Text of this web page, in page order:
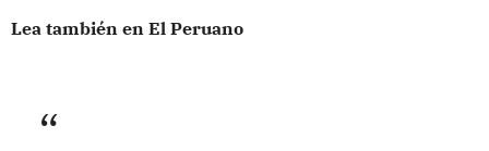
Lea también en El Peruano